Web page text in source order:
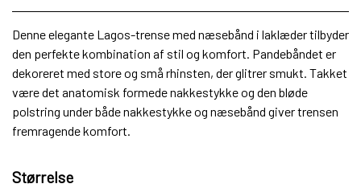
Denne elegante Lagos-trense med næsebånd i laklæder tilbyder
den perfekte kombination af stil og komfort. Pandebåndet er
dekoreret med store og små rhinsten, der glitrer smukt. Takket
være det anatomisk formede nakkestykke og den bløde
polstring under både nakkestykke og næsebånd giver trensen
fremragende komfort.
Størrelse